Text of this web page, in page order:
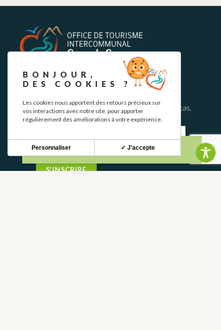
BOLETÍN INFORMATIVO
Mantente al tanto de nuestras novedades y ofertas.
S'INSCRIRE
BONJOUR,
DES COOKIES ?
Les cookies nous apportent des retours précieux sur
vos interactions avec notre site, pour apporter
régulièrement des améliorations à votre expérience.
✓ J'accepte
Personnaliser